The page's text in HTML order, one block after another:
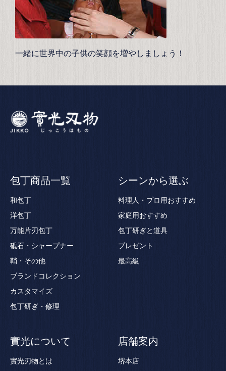
一緒に世界中の子供の笑顔を増やしましょう！
包丁商品一覧
和包丁
洋包丁
万能片刃包丁
砥石・シャープナー
鞘・その他
ブランドコレクション
カスタマイズ
包丁研ぎ・修理
シーンから選ぶ
料理人・プロ用おすすめ
家庭用おすすめ
包丁研ぎと道具
プレゼント
最高級
實光について
實光刃物とは
店舗案内
堺本店